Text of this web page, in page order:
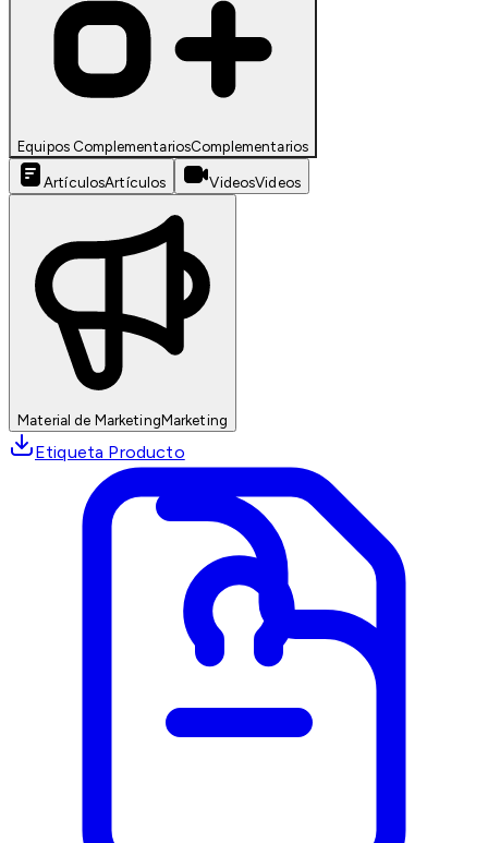
Equipos ComplementariosComplementarios
ArtículosArtículos VideosVideos
Material de MarketingMarketing
Etiqueta Producto